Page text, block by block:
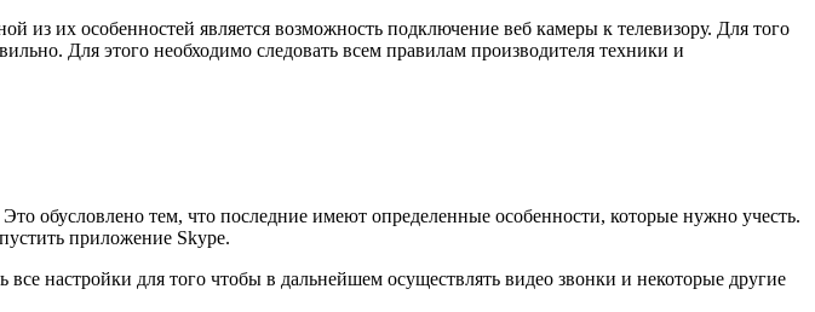
их особенностей является возможность подключение веб камеры к телевизору. Для того
Для этого необходимо следовать всем правилам производителя техники и
обусловлено тем, что последние имеют определенные особенности, которые нужно учесть.
приложение Skype.
настройки для того чтобы в дальнейшем осуществлять видео звонки и некоторые другие